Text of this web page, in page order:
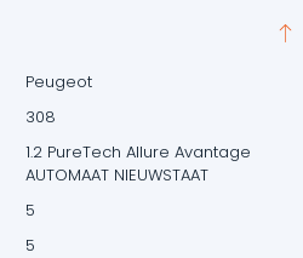
Peugeot
308
1.2 PureTech Allure Avantage
AUTOMAAT NIEUWSTAAT
5
5